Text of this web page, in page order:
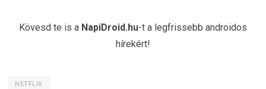
Kövesd te is a NapiDroid.hu-t a legfrissebb androidos
hírekért!
NETFLIX